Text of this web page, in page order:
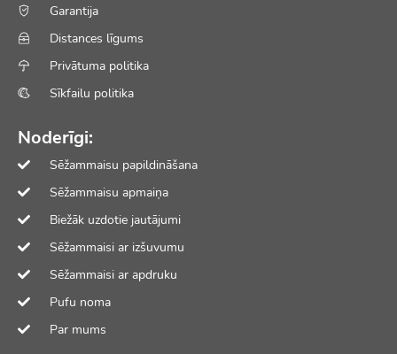
Garantija
Distances līgums
Privātuma politika
Sīkfailu politika
Noderīgi:
Sēžammaisu papildināšana
Sēžammaisu apmaiņa
Biežāk uzdotie jautājumi
Sēžammaisi ar izšuvumu
Sēžammaisi ar apdruku
Pufu noma
Par mums